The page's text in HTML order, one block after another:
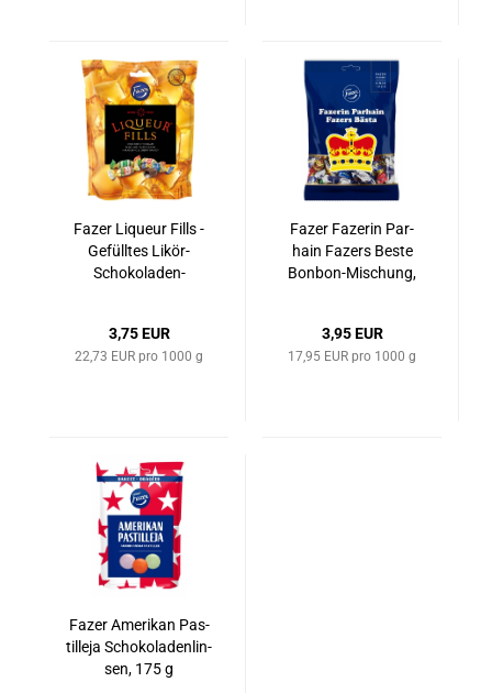
Fazer Li­queur Fills -
Ge­füll­tes Likör-​​
Schokoladen-​
3,75 EUR
22,73 EUR pro 1000 g
Fazer Fa­ze­rin Par­
hain Fa­zers Beste
Bonbon-​​Mi­schung,
3,95 EUR
17,95 EUR pro 1000 g
Fazer Ame­ri­kan Pas­
til­le­ja Scho­ko­la­den­lin­
sen, 175 g